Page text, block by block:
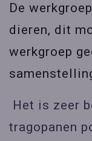
De
dieren, dit
werkgroep
Het is zeer
tragopanen